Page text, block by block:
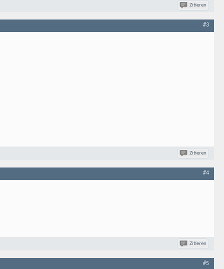
Zitieren
#3
Zitieren
#4
Zitieren
#5